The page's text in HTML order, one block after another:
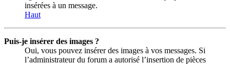
insérées à un message.
Haut
Puis-je insérer des images ?
Oui, vous pouvez insérer des images à vos messages. Si
l’administrateur du forum a autorisé l’insertion de pièces